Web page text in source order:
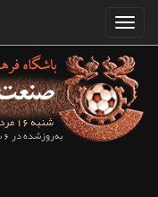
شنبه 16 مرداد ماه 1405
به‌روزشده در 6 ساعت و 5 دقیقه قبل